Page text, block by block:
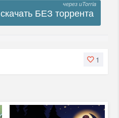
скачать БЕЗ торрента
1